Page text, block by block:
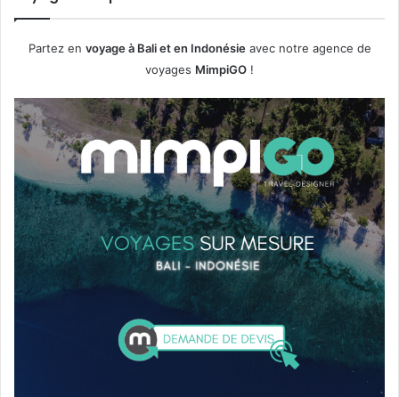
Partez en voyage à Bali et en Indonésieavec notre agence de
voyages MimpiGO !